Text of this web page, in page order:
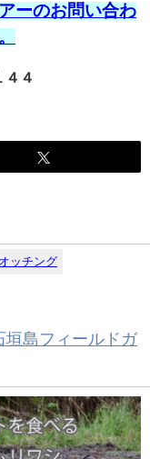
ーのお問い合わ
４４
ッチング
垣島フィールドガ